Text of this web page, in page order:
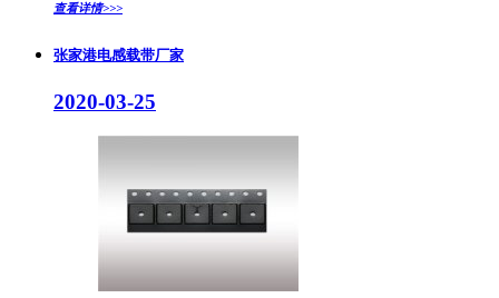
查看详情>>>
张家港电感载带厂家
2020-03-25